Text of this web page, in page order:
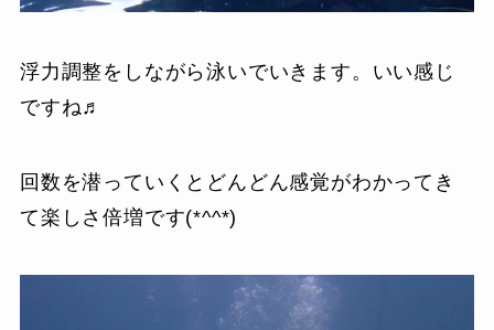
浮力調整をしながら泳いでいきます。いい感じ
ですね♬
回数を潜っていくとどんどん感覚がわかってき
て楽しさ倍増です(*^^*)